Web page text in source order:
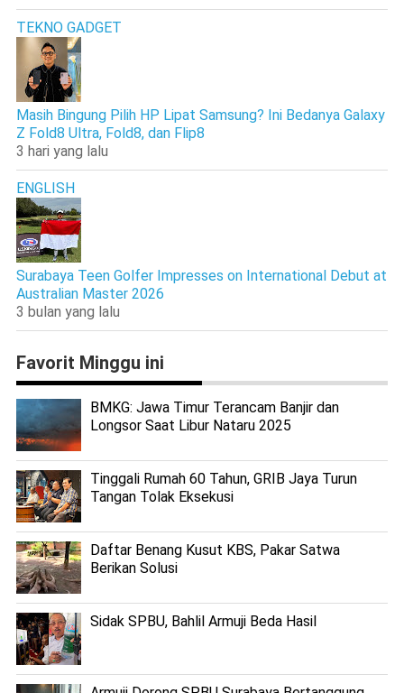
TEKNO GADGET
Masih Bingung Pilih HP Lipat Samsung? Ini Bedanya Galaxy
Z Fold8 Ultra, Fold8, dan Flip8
3 hari yang lalu
ENGLISH
Surabaya Teen Golfer Impresses on International Debut at
Australian Master 2026
3 bulan yang lalu
Favorit Minggu ini
BMKG: Jawa Timur Terancam Banjir dan
Longsor Saat Libur Nataru 2025
Tinggali Rumah 60 Tahun, GRIB Jaya Turun
Tangan Tolak Eksekusi
Daftar Benang Kusut KBS, Pakar Satwa
Berikan Solusi
Sidak SPBU, Bahlil Armuji Beda Hasil